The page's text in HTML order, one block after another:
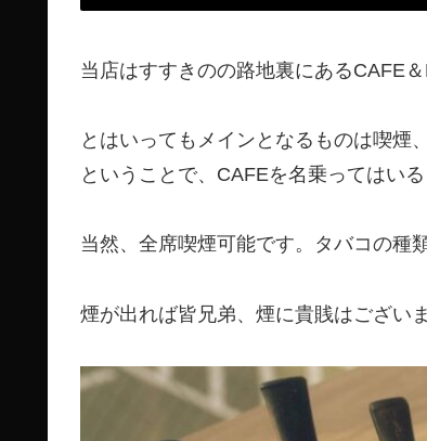
当店はすすきのの路地裏にあるCAFE＆
とはいってもメインとなるものは喫煙
ということで、CAFEを名乗ってはい
当然、全席喫煙可能です。タバコの種
煙が出れば皆兄弟、煙に貴賎はござい